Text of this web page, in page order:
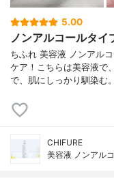
5.00
ノンアルコールタイ
ちふれ 美容液 ノンアル
ケア！こちらは美容液で
で、肌にしっかり馴染む
CHIFURE
美容液 ノンアル